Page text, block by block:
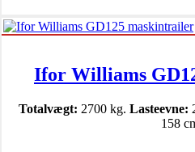
Ifor Williams
Totalvægt: 2700 kg. Lasteevne:
158